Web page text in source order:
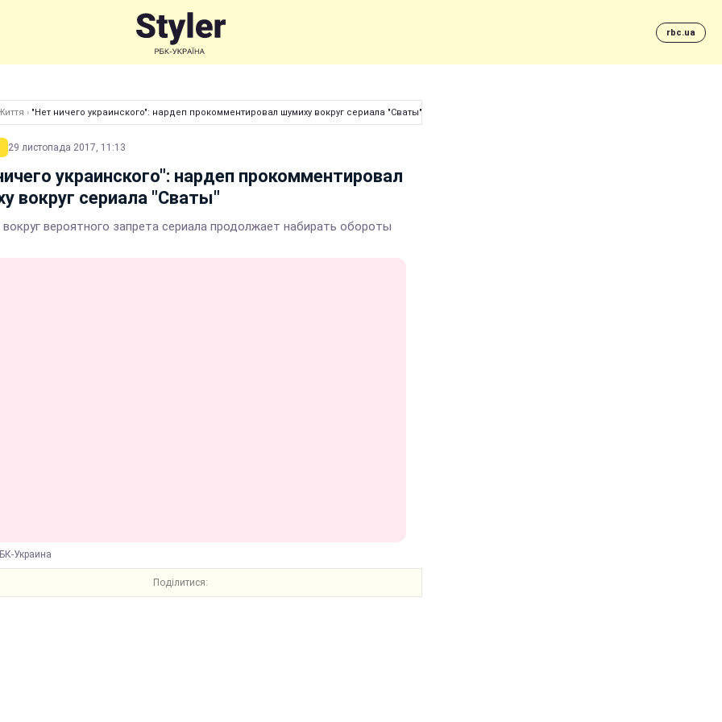
rbc.ua
› "Нет ничего украинского": нардеп прокомментировал шумиху вокруг сериала "Сваты"
29 листопада 2017, 11:13
украинского": нардеп прокомментировал
вокруг сериала "Сваты"
вероятного запрета сериала продолжает набирать обороты
Украина
Поділитися: